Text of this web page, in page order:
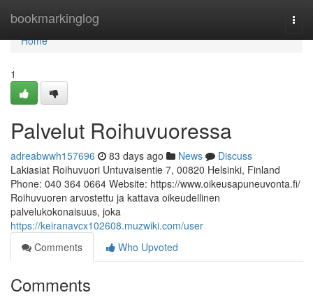
bookmarkinglog
Home
Home
1
Palvelut Roihuvuoressa
adreabwwh157696 83 days ago News
Discuss
Lakiasiat Roihuvuori Untuvaisentie 7, 00820 Helsinki, Finland
Phone: 040 364 0664 Website: https://www.oikeusapuneuvonta.fi/
Roihuvuoren arvostettu ja kattava oikeudellinen
palvelukokonaisuus, joka
https://keiranavcx102608.muzwiki.com/user
Comments
Who Upvoted
Comments